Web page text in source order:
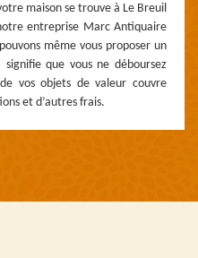
maison se trouve à Le Breuil
entreprise Marc Antiquaire
même vous proposer un
que vous ne déboursez
vos objets de valeur couvre
et d’autres frais.